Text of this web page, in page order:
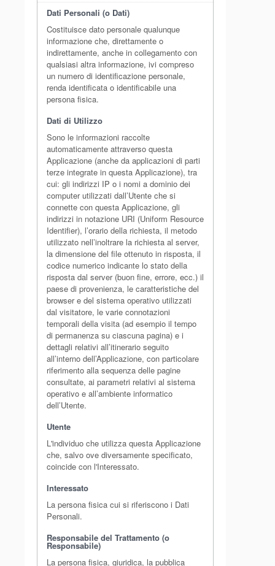
Dati Personali (o Dati)
Costituisce dato personale qualunque
informazione che, direttamente o
indirettamente, anche in collegamento con
qualsiasi altra informazione, ivi compreso
un numero di identificazione personale,
renda identificata o identificabile una
persona fisica.
Dati di Utilizzo
Sono le informazioni raccolte
automaticamente attraverso questa
Applicazione (anche da applicazioni di parti
terze integrate in questa Applicazione), tra
cui: gli indirizzi IP o i nomi a dominio dei
computer utilizzati dall’Utente che si
connette con questa Applicazione, gli
indirizzi in notazione URI (Uniform Resource
Identifier), l’orario della richiesta, il metodo
utilizzato nell’inoltrare la richiesta al server,
la dimensione del file ottenuto in risposta, il
codice numerico indicante lo stato della
risposta dal server (buon fine, errore, ecc.) il
paese di provenienza, le caratteristiche del
browser e del sistema operativo utilizzati
dal visitatore, le varie connotazioni
temporali della visita (ad esempio il tempo
di permanenza su ciascuna pagina) e i
dettagli relativi all’itinerario seguito
all’interno dell’Applicazione, con particolare
riferimento alla sequenza delle pagine
consultate, ai parametri relativi al sistema
operativo e all’ambiente informatico
dell’Utente.
Utente
L'individuo che utilizza questa Applicazione
che, salvo ove diversamente specificato,
coincide con l'Interessato.
Interessato
La persona fisica cui si riferiscono i Dati
Personali.
Responsabile del Trattamento (o
Responsabile)
La persona fisica, giuridica, la pubblica